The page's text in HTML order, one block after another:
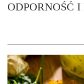
ODPORNOŚĆ